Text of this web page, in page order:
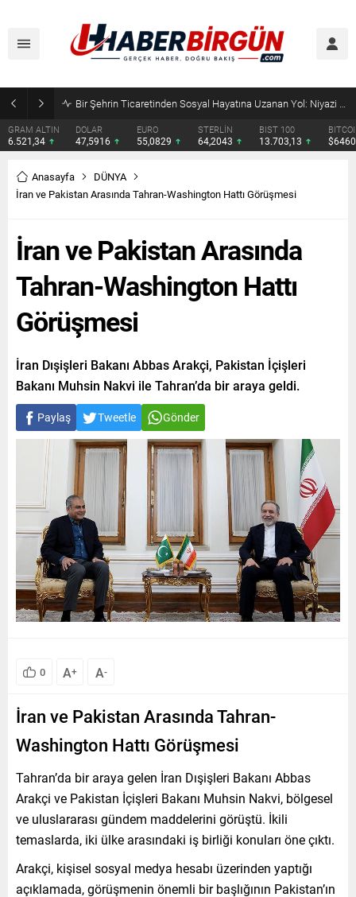
SRV Padel Court, 24 Ülkeye İhracat Yapan Türkiye’nin Padel Kortu Üretim Gücü
DOLAR
47,5916
EURO
55,0829
STERLİN
64,2043
BIST 100
13.703,13
BITCOIN
$64609
Anasayfa
DÜNYA
İran ve Pakistan Arasında Tahran-Washington Hattı Görüşmesi
İran ve Pakistan Arasında
Tahran-Washington Hattı
Görüşmesi
İran Dışişleri Bakanı Abbas Arakçi, Pakistan İçişleri
Bakanı Muhsin Nakvi ile Tahran’da bir araya geldi.
Paylaş Tweetle Gönder
0 A+ A-
İran ve Pakistan Arasında Tahran-
Washington Hattı Görüşmesi
Tahran’da bir araya gelen İran Dışişleri Bakanı Abbas
Arakçi ve Pakistan İçişleri Bakanı Muhsin Nakvi, bölgesel
ve uluslararası gündem maddelerini görüştü. İkili
temaslarda, iki ülke arasındaki iş birliği konuları öne çıktı.
Arakçi, kişisel sosyal medya hesabı üzerinden yaptığı
açıklamada, görüşmenin önemli bir başlığının Pakistan’ın